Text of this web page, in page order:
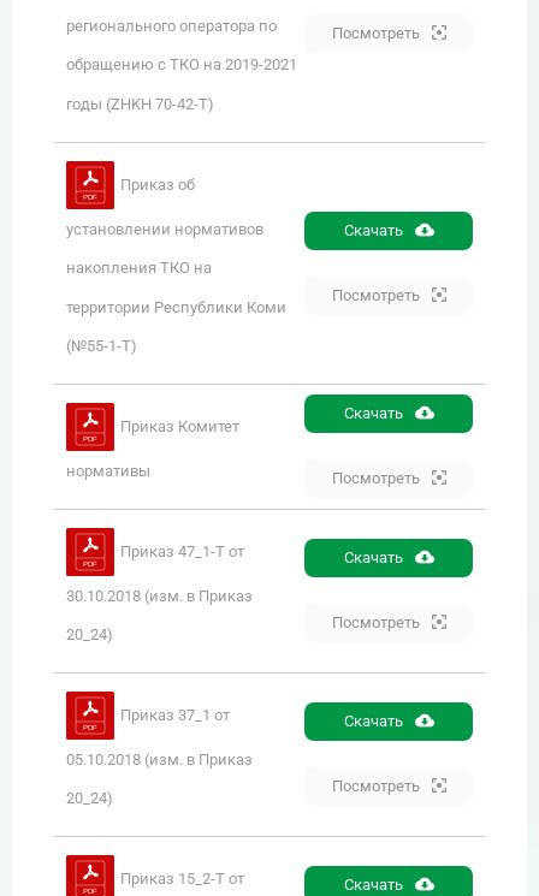
регионального оператора по
обращению с ТКО на 2019-2021
годы (ZHKH 70-42-Т)
Посмотреть
Приказ об
установлении нормативов
накопления ТКО на
территории Республики Коми
(№55-1-Т)
Скачать
Посмотреть
Приказ Комитет
нормативы
Скачать
Посмотреть
Приказ 47_1-Т от
30.10.2018 (изм. в Приказ
20_24)
Скачать
Посмотреть
Приказ 37_1 от
05.10.2018 (изм. в Приказ
20_24)
Скачать
Посмотреть
Приказ 15_2-Т от Скачать